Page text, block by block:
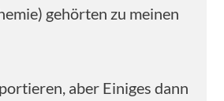
gehörten zu meinen
aber Einiges dann